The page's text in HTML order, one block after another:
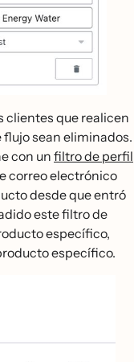
clientes que realicen
sean eliminados.
con un filtro de perfil
correo electrónico
desde que entró
este filtro de
específico,
específico.